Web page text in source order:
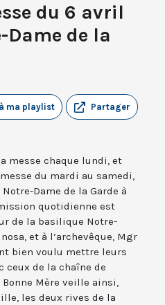
du 6 avril
de la
Partager
ma playlist
messe chaque lundi, et
du mardi au samedi,
Dame de la Garde à
quotidienne est
de la basilique Notre-
et à l’archevêque, Mgr
bien voulu mettre leurs
ceux de la chaîne de
Mère veille ainsi,
les deux rives de la